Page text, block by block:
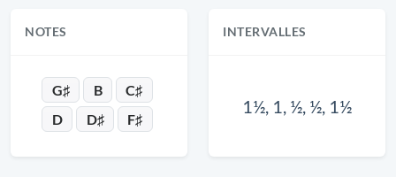
NOTES
G♯ B
C♯
D
D♯ F♯
INTERVALLES
1½, 1, ½, ½, 1½